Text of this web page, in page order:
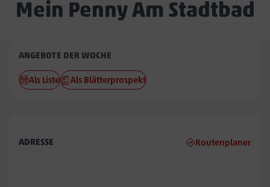
Mein Penny Am Stadtbad
Penny
Am
Stadtbad
ANGEBOTE DER WOCHE
Als Liste Als Blätterprospekt
ADRESSE Routenplaner